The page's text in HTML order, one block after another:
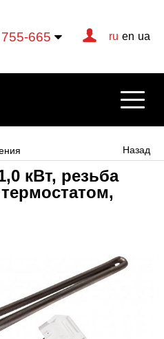
665 ru en ua
котлы
решения
батареи
Назад
кВт, резьба